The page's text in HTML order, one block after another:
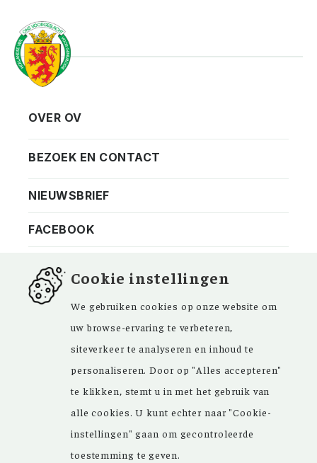
Vereniging
Privacy
Contact
Bezoekadres
OVER OV
BEZOEK EN CONTACT
NIEUWSBRIEF
FACEBOOK
Kom ‘Ons Voorgeslacht’ versterken. Sinds de
oprichting in 1946 zijn de inspirerende
artikelen in ons maandblad en meer dan
15.000 bestanden in onze databank een
grote hulp bij uw genealogisch onderzoek.
Cookie instellingen
We gebruiken cookies op onze website om
uw browse-ervaring te verbeteren,
siteverkeer te analyseren en inhoud te
personaliseren. Door op "Alles accepteren"
te klikken, stemt u in met het gebruik van
alle cookies. U kunt echter naar "Cookie-
instellingen" gaan om gecontroleerde
toestemming te geven.